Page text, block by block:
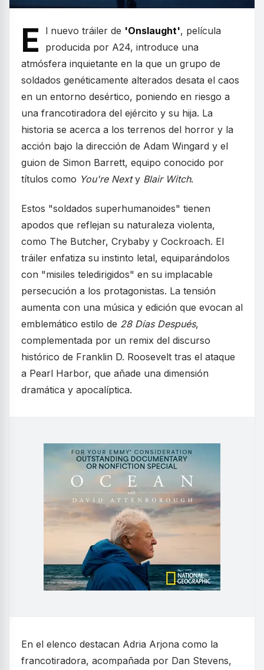
E l nuevo tráiler de 'Onslaught', película
producida por A24, introduce una
atmósfera inquietante en la que un grupo de
soldados genéticamente alterados desata el caos
en un entorno desértico, poniendo en riesgo a
una francotiradora del ejército y su hija. La
historia se acerca a los terrenos del horror y la
acción bajo la dirección de Adam Wingard y el
guion de Simon Barrett, equipo conocido por
títulos como You're Nexty Blair Witch.
Estos "soldados superhumanoides" tienen
apodos que reflejan su naturaleza violenta,
como The Butcher, Crybaby y Cockroach. El
tráiler enfatiza su instinto letal, equiparándolos
con "misiles teledirigidos" en su implacable
persecución a los protagonistas. La tensión
aumenta con una música y edición que evocan al
emblemático estilo de 28 Días Después,
complementada por un remix del discurso
histórico de Franklin D. Roosevelt tras el ataque
a Pearl Harbor, que añade una dimensión
dramática y apocalíptica.
En el elenco destacan Adria Arjona como la
francotiradora, acompañada por Dan Stevens,